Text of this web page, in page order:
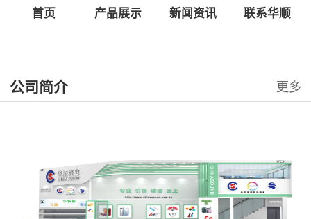
首页 产品展示 新闻资讯 联系华顺
公司简介 更多